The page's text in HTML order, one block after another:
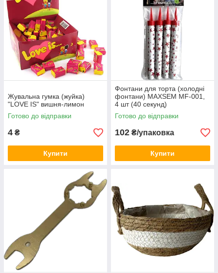
Жувальна гумка (жуйка)
"LOVE IS" вишня-лимон
Готово до відправки
4 ₴
Купити
Фонтани для торта (холодні
фонтани) MAXSEM MF-001,
4 шт (40 секунд)
Готово до відправки
102 ₴/упаковка
Купити